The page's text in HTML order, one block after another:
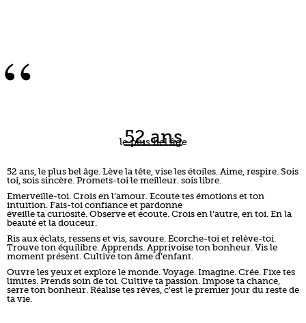
52 ans
le plus bel âge
“
52 ans, le plus bel âge. Lève la tête, vise les étoiles. Aime, respire. Sois
toi, sois sincère. Promets-toi le meilleur. sois libre.
Emerveille-toi. Crois en l’amour. Ecoute tes émotions et ton
intuition. Fais-toi confiance et pardonne
éveille ta curiosité. Observe et écoute. Crois en l’autre, en toi. En la
beauté et la douceur.
Ris aux éclats, ressens et vis, savoure. Ecorche-toi et relève-toi.
Trouve ton équilibre. Apprends. Apprivoise ton bonheur. Vis le
moment présent. Cultive ton âme d’enfant.
Ouvre les yeux et explore le monde. Voyage. Imagine. Crée. Fixe tes
limites. Prends soin de toi. Cultive ta passion. Impose ta chance,
serre ton bonheur. Réalise tes rêves, c’est le premier jour du reste de
ta vie.